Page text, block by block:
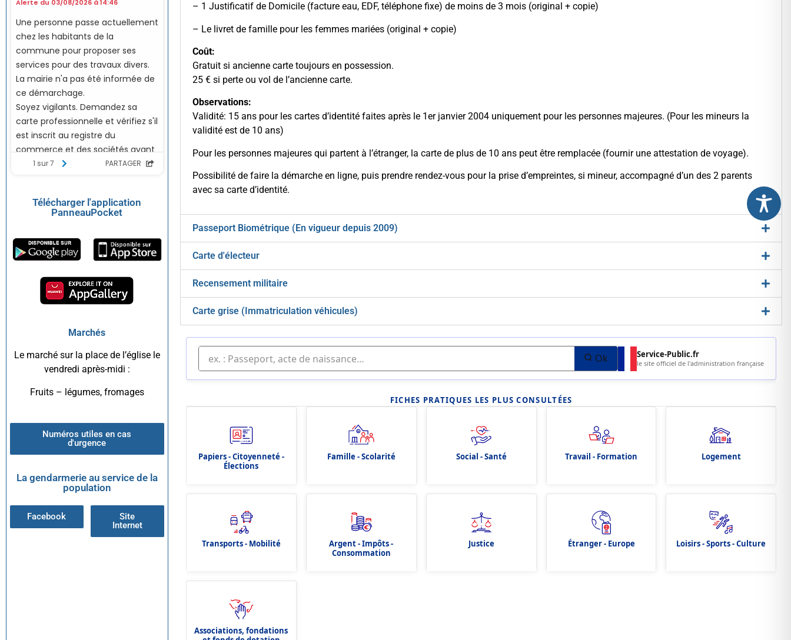
Télécharger l'application
PanneauPocket
Marchés
Le marché sur la place de l’église le
vendredi après-midi :
Fruits – légumes, fromages
Numéros utiles en cas
d'urgence
La gendarmerie au service de la
population
Facebook
Site
Internet
– 1 Justificatif de Domicile (facture eau, EDF, téléphone fixe) de moins de 3 mois (original + copie)
– Le livret de famille pour les femmes mariées (original + copie)
Coût:
Gratuit si ancienne carte toujours en possession.
25 € si perte ou vol de l’ancienne carte.
Observations:
Validité: 15 ans pour les cartes d’identité faites après le 1er janvier 2004 uniquement pour les personnes majeures. (Pour les mineurs la
validité est de 10 ans)
Pour les personnes majeures qui partent à l’étranger, la carte de plus de 10 ans peut être remplacée (fournir une attestation de voyage).
Possibilité de faire la démarche en ligne, puis prendre rendez-vous pour la prise d’empreintes, si mineur, accompagné d’un des 2 parents
avec sa carte d’identité.
Passeport Biométrique (En vigueur depuis 2009)
Carte d'électeur
Recensement militaire
Carte grise (Immatriculation véhicules)
Ok Service-Public.fr
le site officiel de l'administration française
FICHES PRATIQUES LES PLUS CONSULTÉES
Papiers - Citoyenneté -
Élections
Famille - Scolarité Social - Santé Travail - Formation Logement
Transports - Mobilité
Argent - Impôts -
Consommation
Justice Étranger - Europe Loisirs - Sports - Culture
Associations, fondations